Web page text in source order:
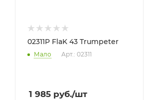
02311P FlaK 43 Trumpeter
Мало Арт.: 02311
1 985 руб./шт